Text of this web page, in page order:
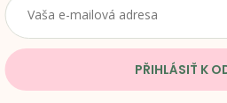
PŘIHLÁSIŤ K